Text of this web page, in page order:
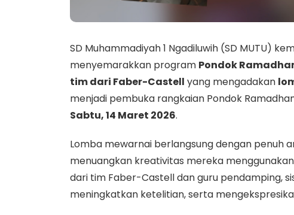
SD Muhammadiyah1 Ngadiluwih (SD MUTU)
menyemarakkan program Pondok
timdari Faber-Castell yang mengadakan
menjadi pembuka rangkaian Pondok
Sabtu,14 Maret 2026.
Lomba mewarnai berlangsungdengan penuh
menuangkan kreativitas mereka menggunakan
dari tim Faber-Castelldanguru pendamping,
meningkatkan ketelitian,serta